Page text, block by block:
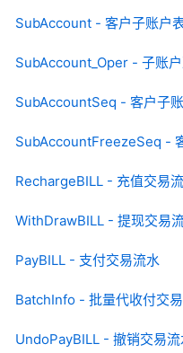
SubAccount - 客户子账户
SubAccount_Oper - 子账
SubAccountSeq - 客户子
SubAccountFreezeSeq -
RechargeBILL - 充值交易
WithDrawBILL - 提现交易
PayBILL - 支付交易流水
BatchInfo - 批量代收付交
UndoPayBILL - 撤销交易